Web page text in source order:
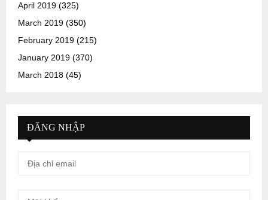
April 2019 (325)
March 2019 (350)
February 2019 (215)
January 2019 (370)
March 2018 (45)
ĐĂNG NHẬP